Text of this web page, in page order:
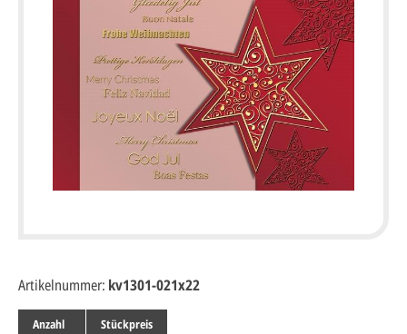
Anzahl
Stückpreis
Artikelnummer: kv1301-021x22